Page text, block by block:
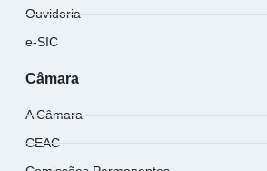
Ouvidoria
e-SIC
Câmara
A Câmara
CEAC